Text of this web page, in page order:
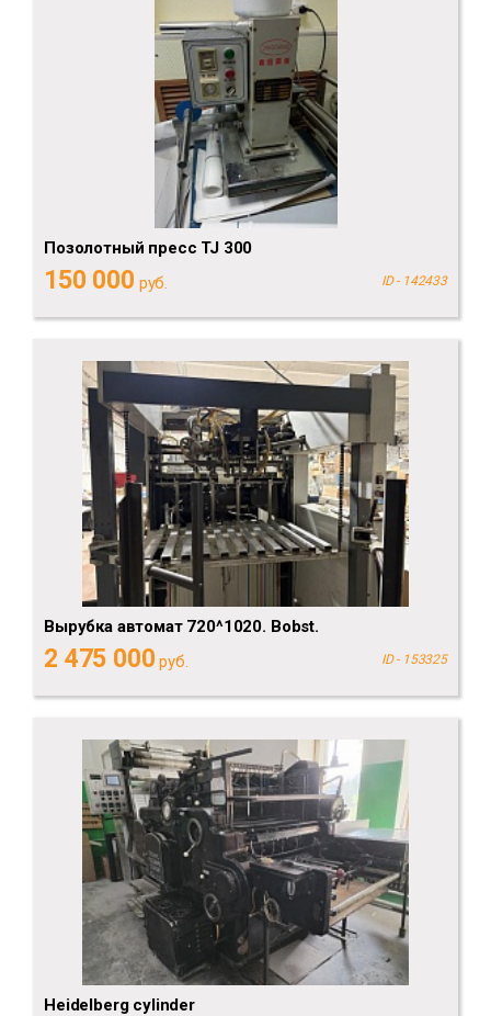
Позолотный пресс TJ 300
150 000 руб. ID - 142433
Вырубка автомат 720^1020. Bobst.
2 475 000 руб. ID - 153325
Heidelberg cylinder